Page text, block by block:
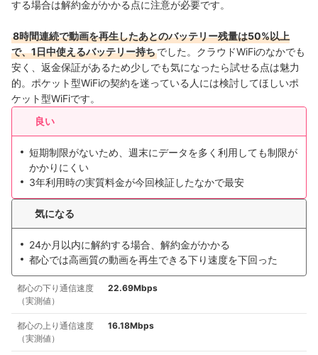
する場合は解約金がかかる点に注意が必要です。
8時間連続で動画を再生したあとのバッテリー残量は50%以上
で、1日中使えるバッテリー持ちでした。クラウドWiFiのなかでも
安く、返金保証があるため少しでも気になったら試せる点は魅力
的。ポケット型WiFiの契約を迷っている人には検討してほしいポ
ケット型WiFiです。
良い
短期制限がないため、週末にデータを多く利用しても制限が
かかりにくい
3年利用時の実質料金が今回検証したなかで最安
気になる
24か月以内に解約する場合、解約金がかかる
都心では高画質の動画を再生できる下り速度を下回った
都心の下り通信速度
（実測値）
22.69Mbps
都心の上り通信速度
（実測値）
16.18Mbps